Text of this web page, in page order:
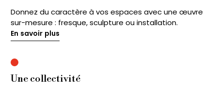
Donnez du caractère à vos espaces avec une œuvre
sur-mesure : fresque, sculpture ou installation.
En savoir plus
En savoir plus
Une collectivité